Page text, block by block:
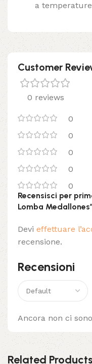
a
Customer
0 reviews
0
0
0
0
0
Recensioni
Ancora non ci
Recensisci per
Lomba
Devi effettuare
recensione.
Related